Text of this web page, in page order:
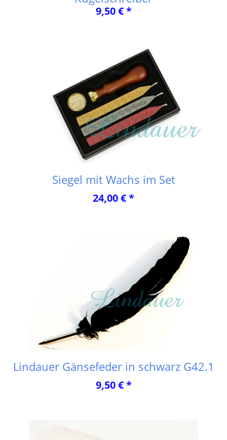
9,50 € *
Siegel mit Wachs im Set
24,00 € *
Lindauer Gänsefeder in schwarz G42.1
9,50 € *